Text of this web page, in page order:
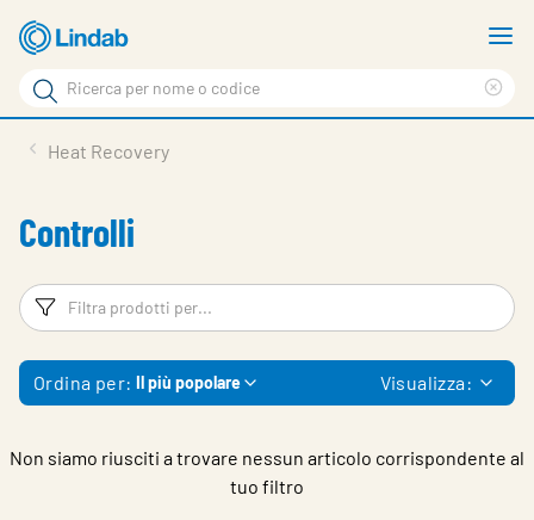
Vai
contenuto
principale
Cerca
Cerca
Soluzioni
Downloads
Strumenti
Contatti
Heat Recovery
Controlli
Filtri
Ordina per: Il più popolare Visualizza:
Non siamo riusciti a trovare nessun articolo corrispondente al
tuo filtro